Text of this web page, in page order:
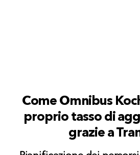
Come Omnibus
proprio tasso di
grazie a